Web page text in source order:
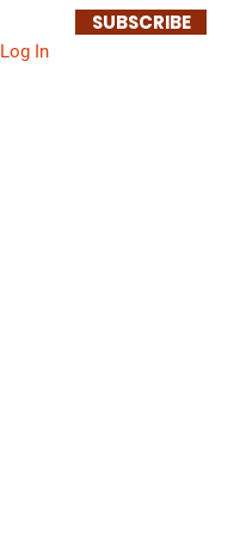
Log In
SUBSCRIBE